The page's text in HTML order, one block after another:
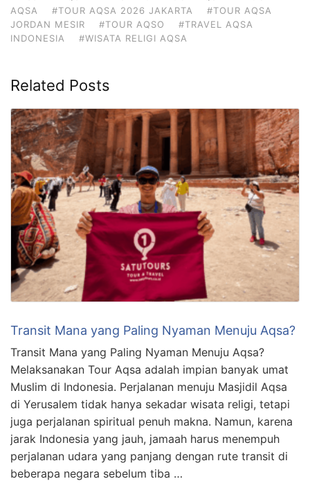
AQSA
#TOUR AQSA 2026 JAKARTA
#TOUR AQSA
JORDAN MESIR
#TOUR AQSO
#TRAVEL AQSA
INDONESIA
#WISATA RELIGI AQSA
Related Posts
Transit Mana yang Paling Nyaman Menuju Aqsa?
Transit Mana yang Paling Nyaman Menuju Aqsa?
Melaksanakan Tour Aqsa adalah impian banyak umat
Muslim di Indonesia. Perjalanan menuju Masjidil Aqsa
di Yerusalem tidak hanya sekadar wisata religi, tetapi
juga perjalanan spiritual penuh makna. Namun, karena
jarak Indonesia yang jauh, jamaah harus menempuh
perjalanan udara yang panjang dengan rute transit di
beberapa negara sebelum tiba …